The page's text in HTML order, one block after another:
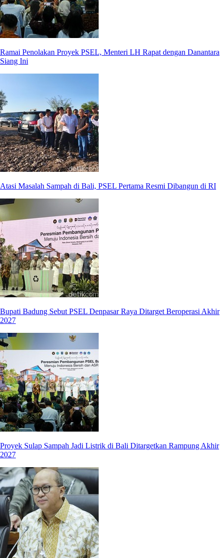
Ramai Penolakan Proyek PSEL, Menteri LH Rapat dengan Danantara
Siang Ini
Atasi Masalah Sampah di Bali, PSEL Pertama Resmi Dibangun di RI
Bupati Badung Sebut PSEL Denpasar Raya Ditarget Beroperasi Akhir
2027
Proyek Sulap Sampah Jadi Listrik di Bali Ditargetkan Rampung Akhir
2027